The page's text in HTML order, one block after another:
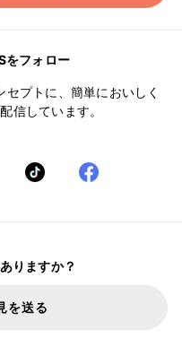
をフォロー
セプトに、簡単においしく
信しています。
りますか？
を送る